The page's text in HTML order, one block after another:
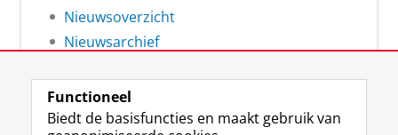
Nieuwsoverzicht
Nieuwsarchief
Functioneel
Biedt de basisfuncties en maakt gebruik van